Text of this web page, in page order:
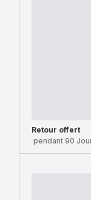
Retour offert
pendant 90